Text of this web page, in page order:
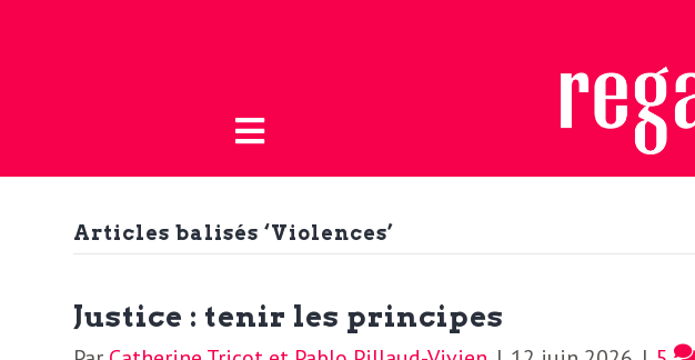
’
a
c
B
oArticles balisés ‘Violences’
Justice : tenir les principes